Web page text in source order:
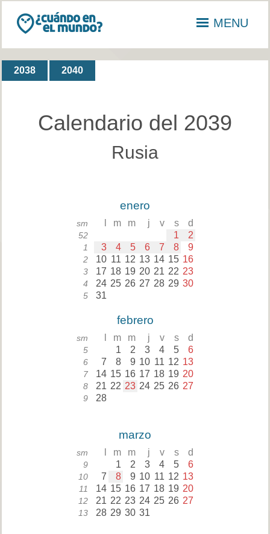
MENU
2038 2040
Calendario del 2039
Rusia
enero
sm m m j v s d
52 1 2
1 3 4 5 6 7 8 9
2 10 11 12 13 14 15 16
3 17 18 19 20 21 22 23
4 24 25 26 27 28 29 30
5 31
febrero
sm m m j v s d
5 1 2 3 4 5 6
6 7 8 9 10 11 12 13
7 14 15 16 17 18 19 20
8 21 22 23 24 25 26 27
9 28
marzo
sm m m j v s d
9 1 2 3 4 5 6
10 7 8 9 10 11 12 13
11 14 15 16 17 18 19 20
12 21 22 23 24 25 26 27
13 28 29 30 31